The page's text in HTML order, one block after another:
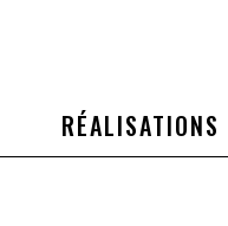
RÉALISATIONS